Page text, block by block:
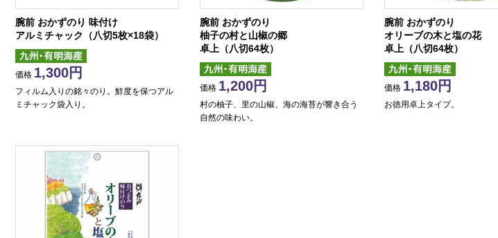
腕前 おかずのり 味付け
アルミチャック（八切5枚×18袋）
価格 1,300
フィルム入りの銘々のり。鮮度を保つアル
ミチャック袋入り。
腕前 おかずのり
柚子の村と山椒の郷
卓上（八切64枚）
価格 1,200
村の柚子、里の山椒、海の海苔が響き合う
自然の味わい。
腕前 おかずのり
オリーブの木と塩の花
卓上（八切64枚）
価格 1,180
お徳用卓上タイプ。